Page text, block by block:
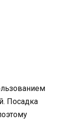
Посадка